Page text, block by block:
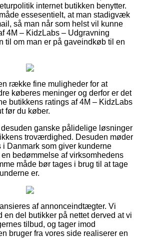
internet butikken benytter.
essesentielt, at man stadigvæk
så man når som helst vil kunne
4M – KidzLabs – Udgravning
til om man er på gaveindkøb til en
række fine muligheder for at
køberes meninger og derfor er det
butikkens ratings af 4M – KidzLabs
før du køber.
ganske pålidelige løsninger
troværdighed. Desuden møder
Danmark som giver kunderne
bedømmelse af virksomhedens
måde bør tages i brug til at tage
er.
af annonceindtægter. Vi
en del butikker på nettet derved at vi
tilbud, og tager imod
bruger fra vores side realiserer en